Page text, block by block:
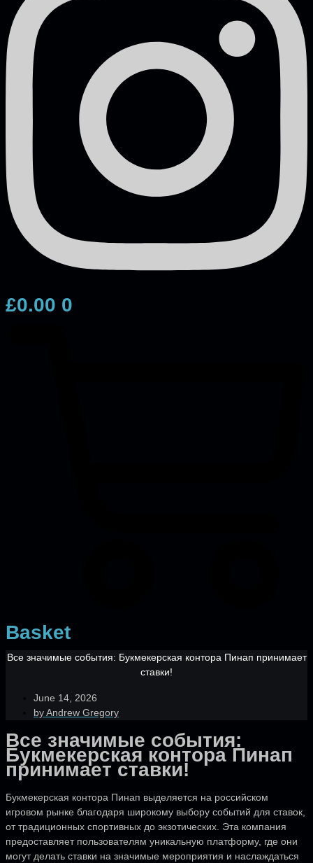
£0.00 0
Basket
Все значимые события: Букмекерская контора Пинап принимает
ставки!
June 14, 2026
byAndrew Gregory
Все значимые события:
Букмекерская контора Пинап
принимает ставки!
Букмекерская контора Пинап выделяется на российском
игровом рынке благодаря широкому выбору событий для ставок,
от традиционных спортивных до экзотических. Эта компания
предоставляет пользователям уникальную платформу, где они
могут делать ставки на значимые мероприятия и наслаждаться